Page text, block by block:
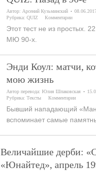
Автор: Арсений Кузьминский
Рубрика:QUIZ Комментарии
Этот тест не из простых.
МЮ 90-х.
Энди Коул: матчи,
мою жизнь
Автор перевода:Юлия Шпаковская
Рубрика:Тексты Комментарии
Бывший нападающий
вспоминает самые
Величайшие дерби:
«Юнайтед», апрель